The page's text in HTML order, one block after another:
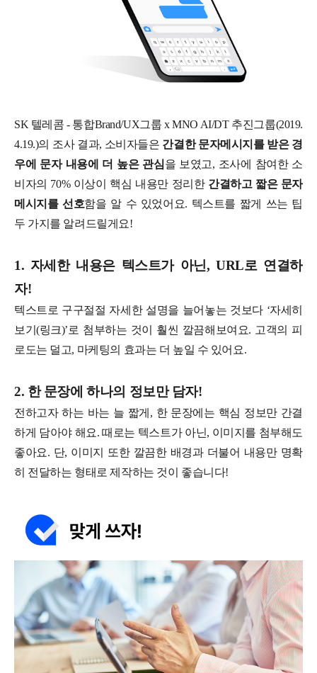
SK 텔레콤 - 통합Brand/UX그룹 x MNO AI/DT 추진그룹(2019.
4.19.)의 조사 결과, 소비자들은 간결한 문자메시지를 받은 경
우에 문자 내용에 더 높은 관심을 보였고, 조사에 참여한 소
비자의 70% 이상이 핵심 내용만 정리한 간결하고 짧은 문자
메시지를 선호함을 알 수 있었어요. 텍스트를 짧게 쓰는 팁
두 가지를 알려드릴게요!
1. 자세한 내용은 텍스트가 아닌, URL로 연결하
자!
텍스트로 구구절절 자세한 설명을 늘어놓는 것보다 ‘자세히
보기(링크)’로 첨부하는 것이 훨씬 깔끔해보여요. 고객의 피
로도는 덜고, 마케팅의 효과는 더 높일 수 있어요.
2. 한 문장에 하나의 정보만 담자!
전하고자 하는 바는 늘 짧게, 한 문장에는 핵심 정보만 간결
하게 담아야 해요. 때로는 텍스트가 아닌, 이미지를 첨부해도
좋아요. 단, 이미지 또한 깔끔한 배경과 더불어 내용만 명확
히 전달하는 형태로 제작하는 것이 좋습니다!